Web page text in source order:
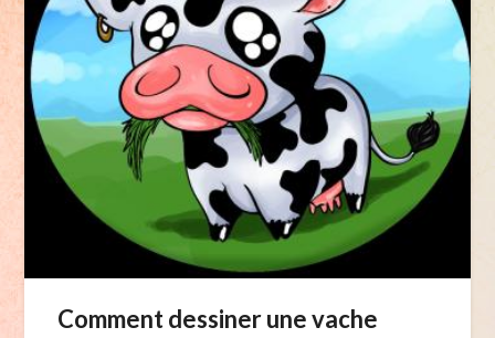
Comment dessiner une vache